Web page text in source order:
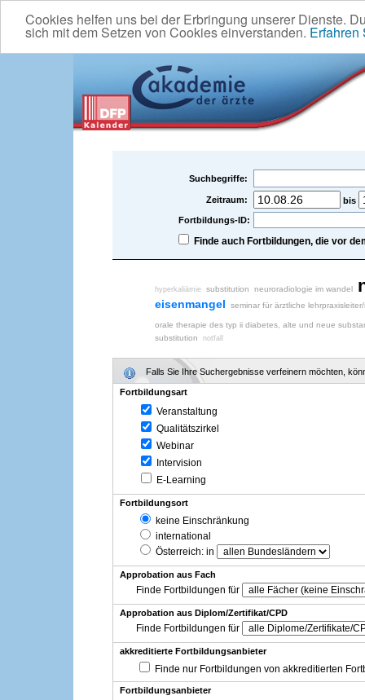
Cookies helfen uns bei der Erbringung unserer Dienste.
sich mit dem Setzen von Cookies einverstanden. Erfahren
Suchbegriffe:
Zeitraum:
bis
Fortbildungs-ID:
Finde auch Fortbildungen, die vor
hyperkaliämie substitution neuroradiologie im wandel
eisenmangel seminar für ärztliche
orale therapie des typ ii diabetes, alte und neue
substitution
notfall
Falls Sie Ihre Suchergebnisse verfeinern möchten,
Fortbildungsart
Veranstaltung
Qualitätszirkel
Webinar
Intervision
E-Learning
Fortbildungsort
keine Einschränkung
international
Österreich: in
Approbation aus Fach
Finde Fortbildungen für
Approbation aus Diplom/Zertifikat/CPD
Finde Fortbildungen für
akkreditierte Fortbildungsanbieter
Finde nur Fortbildungen von akkreditierten
Fortbildungsanbieter